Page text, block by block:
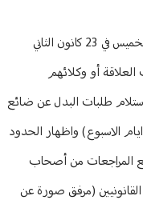
- أمانة السجل العقاري في المتن ستقوم نهار الخميس في 23 كانون الثاني
العلاقة أو وكلائهم
طلبات البدل عن ضائع
الاسبوع) واظهار الحدود
المراجعات من أصحاب
(مرفق صورة عن